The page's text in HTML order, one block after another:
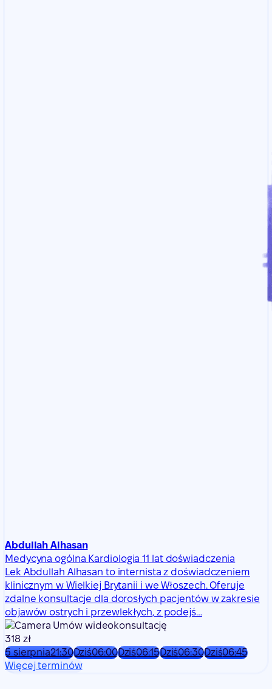
Abdullah Alhasan
Medycyna ogólna Kardiologia 11 lat doświadczenia
Lek Abdullah Alhasan to internista z doświadczeniem
klinicznym w Wielkiej Brytanii i we Włoszech. Oferuje
zdalne konsultacje dla dorosłych pacjentów w zakresie
objawów ostrych i przewlekłych, z podejś…
Umów wideokonsultację
318 zł
5 sierpnia21:30Dziś06:00Dziś06:15Dziś06:30Dziś06:45
Więcej terminów